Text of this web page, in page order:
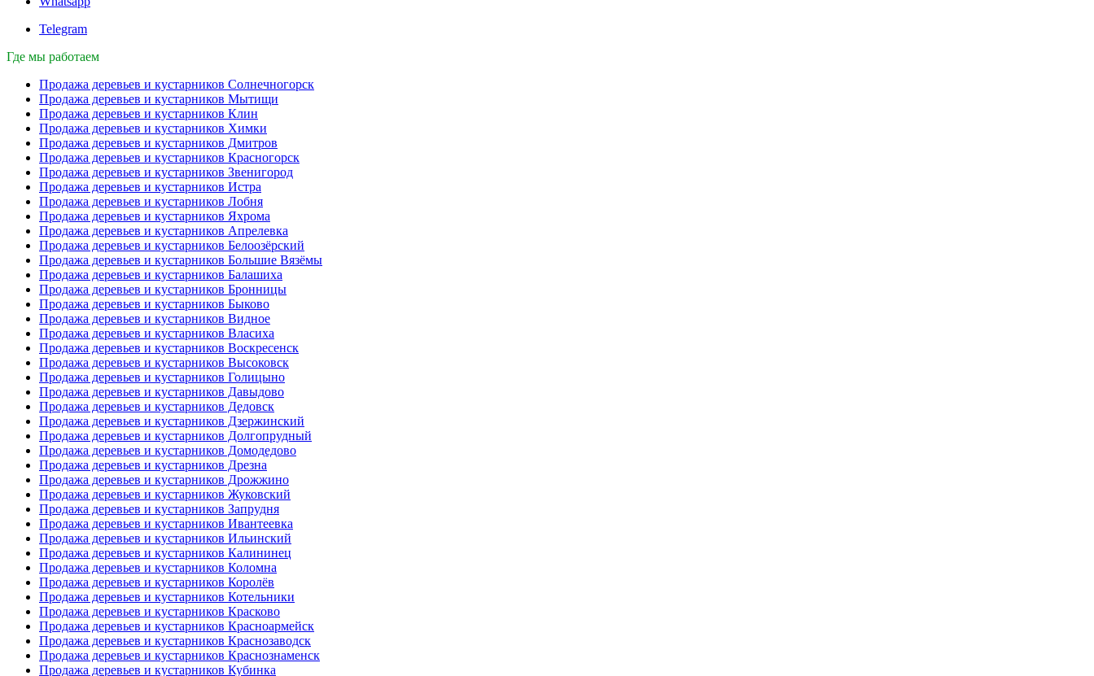
Telegram
Где мы работаем
Продажа деревьев и кустарников Солнечногорск
Продажа деревьев и кустарников Мытищи
Продажа деревьев и кустарников Клин
Продажа деревьев и кустарников Химки
Продажа деревьев и кустарников Дмитров
Продажа деревьев и кустарников Красногорск
Продажа деревьев и кустарников Звенигород
Продажа деревьев и кустарников Истра
Продажа деревьев и кустарников Лобня
Продажа деревьев и кустарников Яхрома
Продажа деревьев и кустарников Апрелевка
Продажа деревьев и кустарников Белоозёрский
Продажа деревьев и кустарников Большие Вязёмы
Продажа деревьев и кустарников Балашиха
Продажа деревьев и кустарников Бронницы
Продажа деревьев и кустарников Быково
Продажа деревьев и кустарников Видное
Продажа деревьев и кустарников Власиха
Продажа деревьев и кустарников Воскресенск
Продажа деревьев и кустарников Высоковск
Продажа деревьев и кустарников Голицыно
Продажа деревьев и кустарников Давыдово
Продажа деревьев и кустарников Дедовск
Продажа деревьев и кустарников Дзержинский
Продажа деревьев и кустарников Долгопрудный
Продажа деревьев и кустарников Домодедово
Продажа деревьев и кустарников Дрезна
Продажа деревьев и кустарников Дрожжино
Продажа деревьев и кустарников Жуковский
Продажа деревьев и кустарников Запрудня
Продажа деревьев и кустарников Ивантеевка
Продажа деревьев и кустарников Ильинский
Продажа деревьев и кустарников Калининец
Продажа деревьев и кустарников Коломна
Продажа деревьев и кустарников Королёв
Продажа деревьев и кустарников Котельники
Продажа деревьев и кустарников Красково
Продажа деревьев и кустарников Красноармейск
Продажа деревьев и кустарников Краснозаводск
Продажа деревьев и кустарников Краснознаменск
Продажа деревьев и кустарников Кубинка